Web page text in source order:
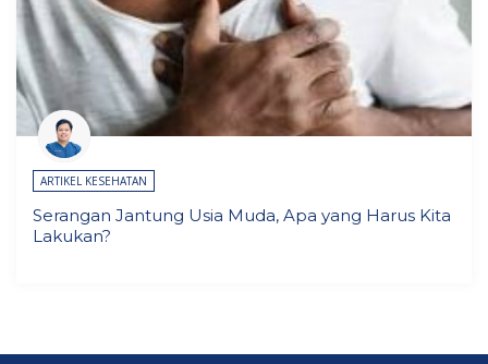
ARTIKEL KESEHATAN
Serangan Jantung Usia Muda, Apa yang Harus Kita
Lakukan?